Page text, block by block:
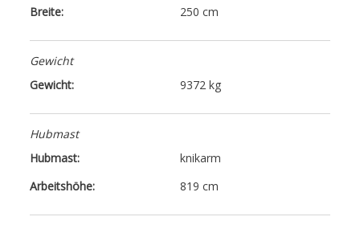
Breite:
250 cm
Gewicht
Gewicht:
9372 kg
Hubmast
Hubmast:
knikarm
Arbeitshöhe:
819 cm